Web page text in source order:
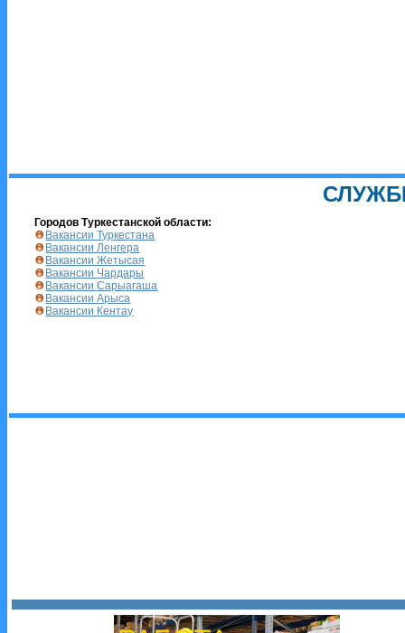
Городов Туркестанской области:
Вакансии Туркестана
Вакансии Ленгера
Вакансии Жетысая
Вакансии Чардары
Вакансии Сарыагаша
Вакансии Арыса
Вакансии Кентау